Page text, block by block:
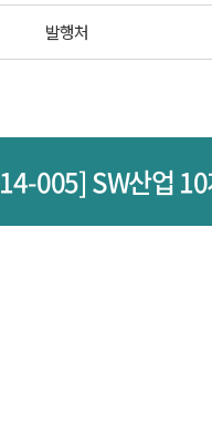
발행처
005] SW산업